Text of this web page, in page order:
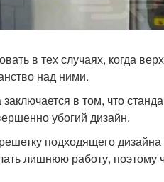
в тех случаях, когда
над ними.
в том, что
убогий дизайн.
подходящего
лишнюю работу, поэтому